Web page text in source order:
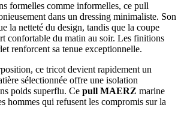
formelles comme informelles, ce pull
dans un dressing minimaliste. Son
la netteté du design, tandis que la coupe
confortable du matin au soir. Les finitions
renforcent sa tenue exceptionnelle.
ce tricot devient rapidement un
sélectionnée offre une isolation
poids superflu. Ce pull MAERZ marine
hommes qui refusent les compromis sur la